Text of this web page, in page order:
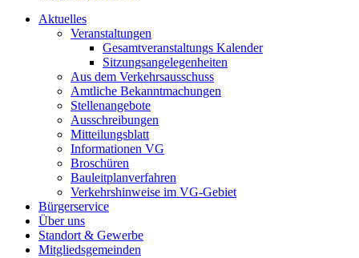
Aktuelles
Veranstaltungen
Gesamtveranstaltungs Kalender
Sitzungsangelegenheiten
Aus dem Verkehrsausschuss
Amtliche Bekanntmachungen
Stellenangebote
Ausschreibungen
Mitteilungsblatt
Informationen VG
Broschüren
Bauleitplanverfahren
Verkehrshinweise im VG-Gebiet
Bürgerservice
Über uns
Standort & Gewerbe
Mitgliedsgemeinden